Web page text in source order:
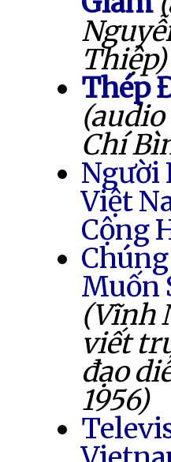
Thiệp)
Thép
Chí
Người
Việt
Cộng
Muốn
(Vĩnh
viết
đạo
1956)